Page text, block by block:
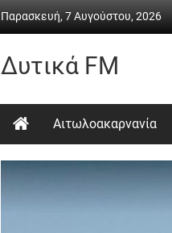
Παρασκευή, 7 Αυγούστου, 2026
Δυτικά FM
Καθημερινή
Αιτωλοακαρνανία